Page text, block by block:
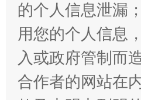
的个人信息泄漏；
用您的个人信息
入或政府管制而
合作者的网站在